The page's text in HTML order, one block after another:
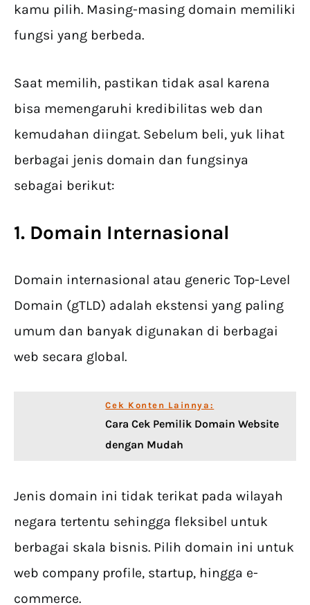
kamu pilih. Masing-masing domain memiliki
fungsi yang berbeda.
Saat memilih, pastikan tidak asal karena
bisa memengaruhi kredibilitas web dan
kemudahan diingat. Sebelum beli, yuk lihat
berbagai jenis domain dan fungsinya
sebagai berikut:
1. Domain Internasional
Domain internasional atau generic Top-Level
Domain (gTLD) adalah ekstensi yang paling
umum dan banyak digunakan di berbagai
web secara global.
Cek Konten Lainnya:
Cara Cek Pemilik Domain Website
dengan Mudah
Jenis domain ini tidak terikat pada wilayah
negara tertentu sehingga fleksibel untuk
berbagai skala bisnis. Pilih domain ini untuk
web company profile, startup, hingga e-
commerce.